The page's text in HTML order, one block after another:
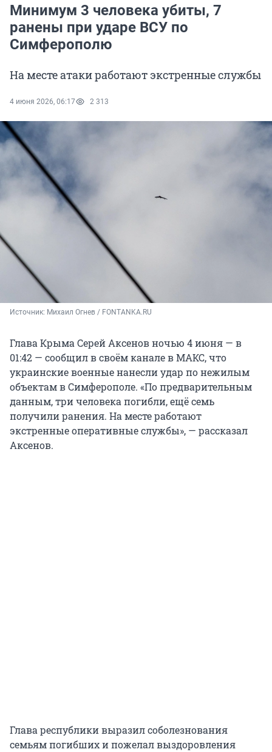
Минимум 3 человека убиты, 7
ранены при ударе ВСУ по
Симферополю
На месте атаки работают экстренные службы
4 июня 2026, 06:17 2 313
Источник: Михаил Огнев / FONTANKA.RU
Глава Крыма Серей Аксенов ночью 4 июня — в
01:42 — сообщил в своём канале в МАКС, что
украинские военные нанесли удар по нежилым
объектам в Симферополе. «По предварительным
данным, три человека погибли, ещё семь
получили ранения. На месте работают
экстренные оперативные службы», — рассказал
Аксенов.
Глава республики выразил соболезнования
семьям погибших и пожелал выздоровления